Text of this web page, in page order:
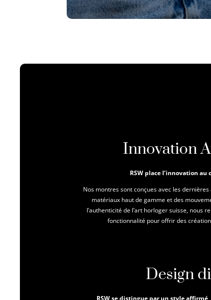
Innovation
RSW place l’innovation
Nos montres sont conçues avec les
matériaux haut de gamme et des
l’authenticité de l’art horloger suisse, nous
fonctionnalité pour offrir des
Design
RSW se distingue par un style